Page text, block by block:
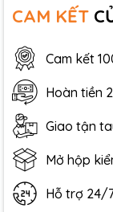
CAM KẾT
Cam kết
Hoàn tiền
Giao tận
Mở hộp
Hỗ trợ 24/